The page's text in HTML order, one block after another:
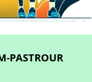
PASTROUR